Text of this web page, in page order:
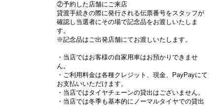
②予約した店舗にご来店
貸渡手続きの際に発行される伝票番号をスタッフが
確認し当選者にその場で記念品をお渡しいたしま
す。
※記念品はご出発店舗にてお渡しいたします。
・当店ではお客様の自家用車はお預かりできませ
ん。
・ご利用料金は各種クレジット、現金、PayPayにて
お支払いいただけます。
・当店ではタイヤチェーンの貸出はございません。
・当店では冬季も基本的にノーマルタイヤでの貸出